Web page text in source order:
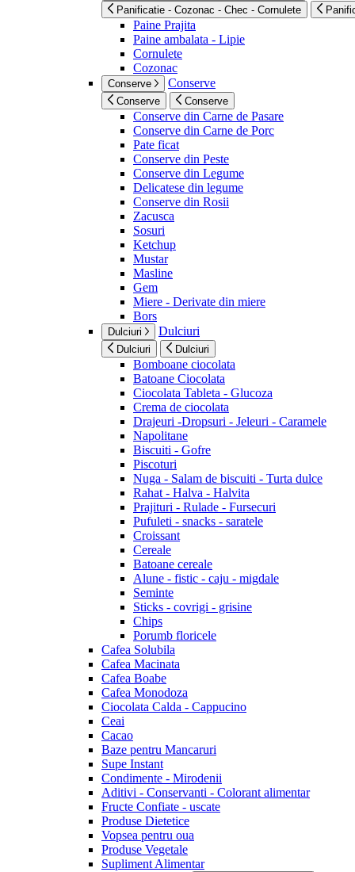
Panificatie - Cozonac - Chec - Cornulete
Paine Prajita
Paine ambalata - Lipie
Cornulete
Cozonac
Conserve Conserve
Conserve Conserve
Conserve din Carne de Pasare
Conserve din Carne de Porc
Pate ficat
Conserve din Peste
Conserve din Legume
Delicatese din legume
Conserve din Rosii
Zacusca
Sosuri
Ketchup
Mustar
Masline
Gem
Miere - Derivate din miere
Bors
Dulciuri Dulciuri
Dulciuri Dulciuri
Bomboane ciocolata
Batoane Ciocolata
Ciocolata Tableta - Glucoza
Crema de ciocolata
Drajeuri -Dropsuri - Jeleuri - Caramele
Napolitane
Biscuiti - Gofre
Piscoturi
Nuga - Salam de biscuiti - Turta dulce
Rahat - Halva - Halvita
Prajituri - Rulade - Fursecuri
Pufuleti - snacks - saratele
Croissant
Cereale
Batoane cereale
Alune - fistic - caju - migdale
Seminte
Sticks - covrigi - grisine
Chips
Porumb floricele
Cafea Solubila
Cafea Macinata
Cafea Boabe
Cafea Monodoza
Ciocolata Calda - Cappucino
Ceai
Cacao
Baze pentru Mancaruri
Supe Instant
Condimente - Mirodenii
Aditivi - Conservanti - Colorant alimentar
Fructe Confiate - uscate
Produse Dietetice
Vopsea pentru oua
Produse Vegetale
Supliment Alimentar